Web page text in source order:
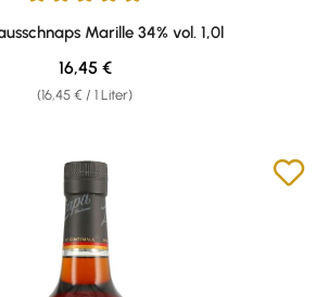
von 4.92 von 5 Sternen
Marille 34% vol. 1,0l
(16,45 € / 1 Liter)
Regulärer Preis:
16,45 €